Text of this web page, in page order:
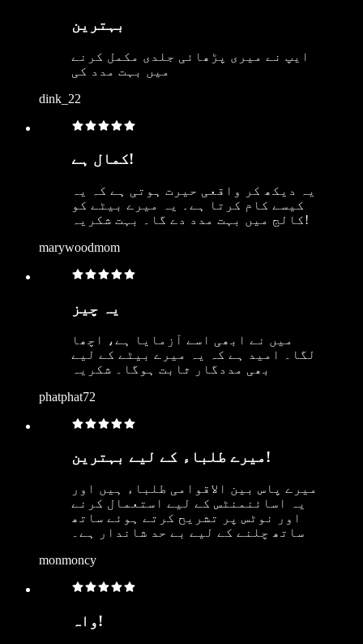
بہترین
ایپ نے میری پڑھائی جلدی مکمل کرنے
میں بہت مدد کی
dink_22
کمال ہے!
یہ دیکھ کر واقعی حیرت ہوتی ہے کہ یہ
کیسے کام کرتا ہے۔ یہ میرے بیٹے کو
کالج میں بہت مدد دے گا۔ بہت شکریہ!
marywoodmom
یہ چیز
میں نے ابھی اسے آزمایا ہے، اچھا
لگا۔ امید ہے کہ یہ میرے بیٹے کے لیے
بھی مددگار ثابت ہوگا۔ شکریہ
phatphat72
میرے طلباء کے لیے بہترین!
میرے پاس بین الاقوامی طلباء ہیں اور
یہ اسائنمنٹس کے لیے استعمال کرنے
اور نوٹس پر تشریح کرتے ہوئے ساتھ
ساتھ چلنے کے لیے بے حد شاندار ہے۔
monmoncy
واہ!